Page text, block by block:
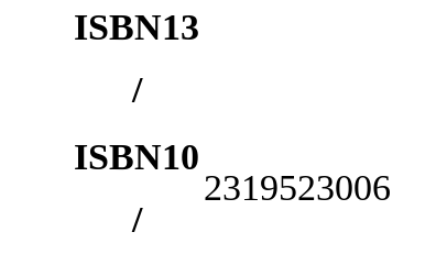
ISBN13
/
ISBN10
/
2319523006